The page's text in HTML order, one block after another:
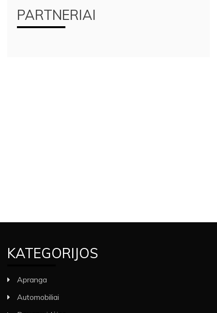
PARTNERIAI
KATEGORIJOS
Apranga
Automobiliai